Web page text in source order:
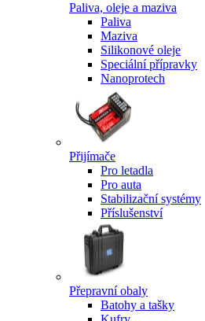
Paliva, oleje a maziva
Paliva
Maziva
Silikonové oleje
Speciální přípravky
Nanoprotech
Přijímače
Pro letadla
Pro auta
Stabilizační systémy
Příslušenství
Přepravní obaly
Batohy a tašky